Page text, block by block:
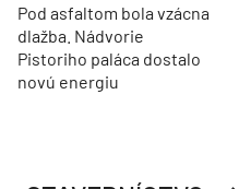
Pod asfaltom bola vzácna
dlažba. Nádvorie
Pistoriho paláca dostalo
novú energiu